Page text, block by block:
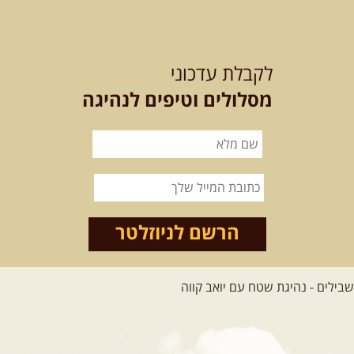
האם אתם מחפשים חוויה מיוחדת
בטבע? מחפשים חוויה שתעניק לכם ...
שישי- ממרומי
הגליל העליון למורדות הירדן
נצא מג'ש שבמורדות הר מירון, נמשיך
לאורך נחל דישון ונעצור ...[המשך]
לכל הטיולים
לקבלת עדכוני
מסלולים וטיפים לנהיגה
הרשם לניוזלטר